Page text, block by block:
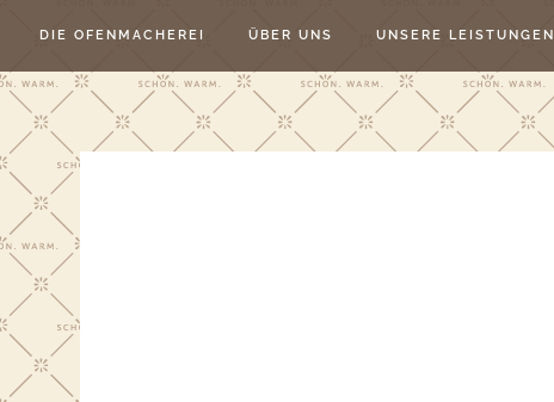
DIE OFENMACHEREI ÜBER UNS UNSERE LEISTUNGEN